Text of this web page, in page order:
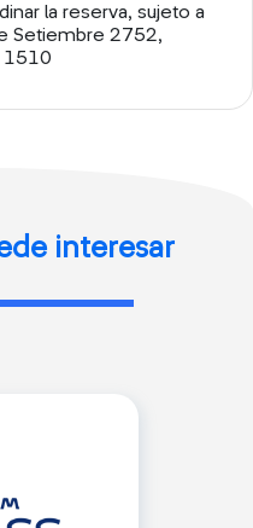
la reserva, sujeto a
Setiembre 2752,
1510
interesar